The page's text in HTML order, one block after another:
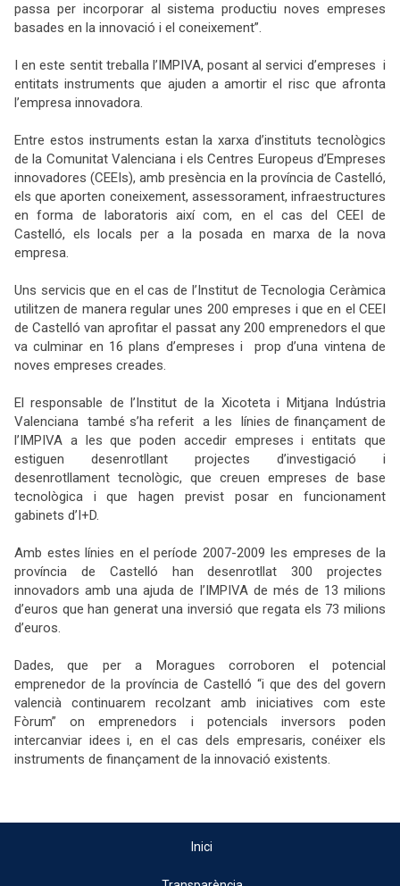
passa per incorporar al sistema productiu noves empreses
basades en la innovació i el coneixement”.
I en este sentit treballa l’IMPIVA, posant al servici d’empreses i
entitats instruments que ajuden a amortir el risc que afronta
l’empresa innovadora.
Entre estos instruments estan la xarxa d’instituts tecnològics
de la Comunitat Valenciana i els Centres Europeus d’Empreses
innovadores (CEEIs), amb presència en la província de Castelló,
els que aporten coneixement, assessorament, infraestructures
en forma de laboratoris així com, en el cas del CEEI de
Castelló, els locals per a la posada en marxa de la nova
empresa.
Uns servicis que en el cas de l’Institut de Tecnologia Ceràmica
utilitzen de manera regular unes 200 empreses i que en el CEEI
de Castelló van aprofitar el passat any 200 emprenedors el que
va culminar en 16plans d’empreses i prop d’una vintena de
noves empreses creades.
El responsable de l’Institut de la Xicoteta i Mitjana Indústria
Valenciana també s’ha referit a les línies de finançament de
l’IMPIVA a les que poden accedir empreses i entitats que
estiguen desenrotllant projectes d’investigació i
desenrotllament tecnològic, que creuen empreses de base
tecnològica i que hagen previst posar en funcionament
gabinets d’I+D.
Amb estes línies en el període 2007-2009 les empreses de la
província de Castelló han desenrotllat 300 projectes
innovadors amb una ajuda de l’IMPIVA de més de 13 milions
d’euros que han generat una inversió queregata els 73 milions
d’euros.
Dades, que per a Moragues corroboren el potencial
emprenedor de la província de Castelló “i que des del govern
valencià continuarem recolzant amb iniciatives com este
Fòrum” on emprenedors i potencials inversors poden
intercanviar idees i, en el cas dels empresaris, conéixer els
instruments de finançament de la innovació existents.
Inici